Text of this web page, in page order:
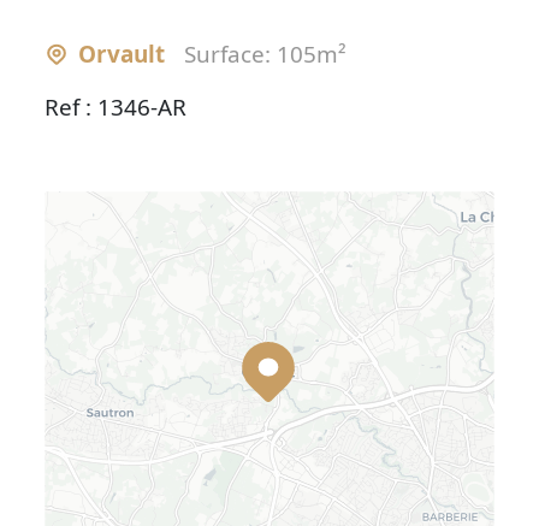
Orvault
Surface: 105m²
Ref : 1346-AR